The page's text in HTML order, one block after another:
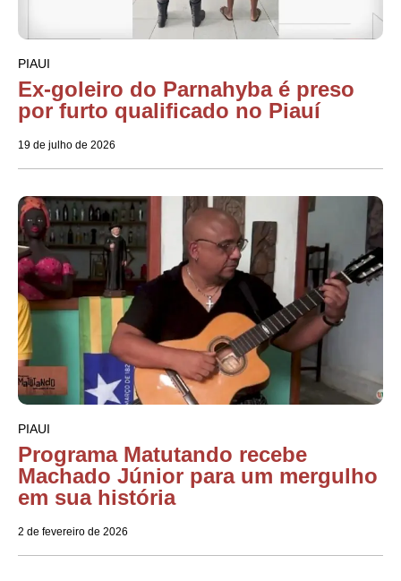
PIAUI
Ex-goleiro do Parnahyba é preso
por furto qualificado no Piauí
19 de julho de 2026
PIAUI
Programa Matutando recebe
Machado Júnior para um mergulho
em sua história
2 de fevereiro de 2026